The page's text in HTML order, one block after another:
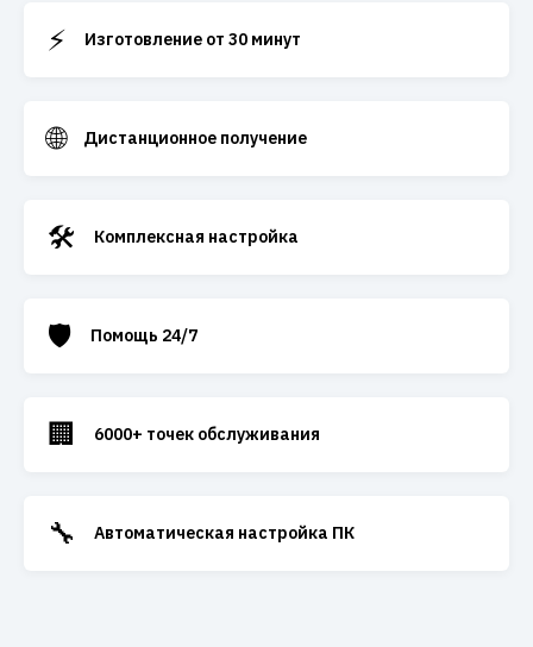
⚡ Изготовление от 30 минут
🌐 Дистанционное получение
🛠️ Комплексная настройка
🛡️ Помощь 24/7
🏢 6000+ точек обслуживания
🔧 Автоматическая настройка ПК